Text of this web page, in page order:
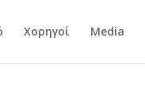
Χορηγοί Media